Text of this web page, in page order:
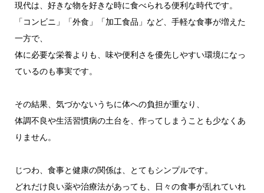
現代は、好きな物を好きな時に食べられる便利な時代です。
「コンビニ」「外食」「加工食品」など、手軽な食事が増えた
一方で、
体に必要な栄養よりも、味や便利さを優先しやすい環境になっ
ているのも事実です。
その結果、気づかないうちに体への負担が重なり、
体調不良や生活習慣病の土台を、作ってしまうことも少なくあ
りません。
じつわ、食事と健康の関係は、とてもシンプルです。
どれだけ良い薬や治療法があっても、日々の食事が乱れていれ